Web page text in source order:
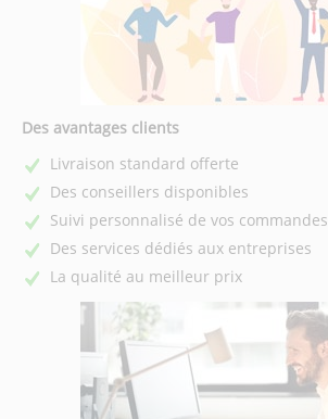
Des avantages clients
Livraison standard offerte
Des conseillers disponibles
Suivi personnalisé de vos commandes
Des services dédiés aux entreprises
La qualité au meilleur prix